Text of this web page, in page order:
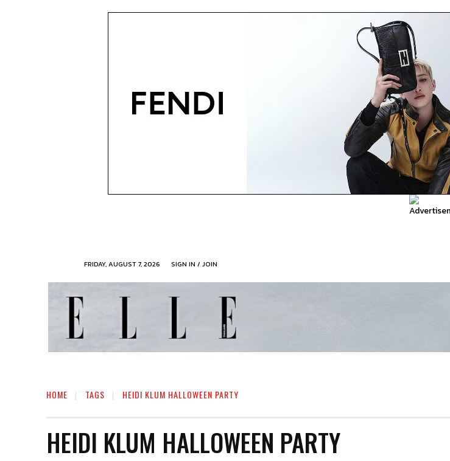
FRIDAY, AUGUST 7, 2026 SIGN IN / JOIN
HOME TAGS HEIDI KLUM HALLOWEEN PARTY
HEIDI KLUM HALLOWEEN PARTY